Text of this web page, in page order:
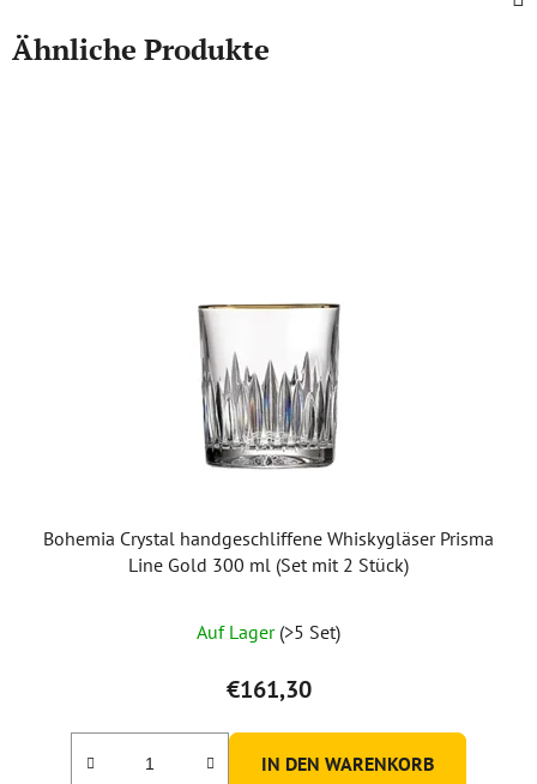
Ähnliche Produkte
Bohemia Crystal handgeschliffene Whiskygläser Prisma
Line Gold 300 ml (Set mit 2 Stück)
Auf Lager (>5 Set)
€161,30
IN DEN WARENKORB